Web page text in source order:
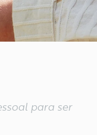
para ser